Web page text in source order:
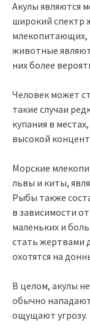
Акулы являются
широкий спектр
млекопитающих,
животные
них более
Человек может
такие случаи
купания в
высокой
Морские
львы и киты,
Рыбы также
в зависимости
маленьких и
стать жертвами
охотятся на
В целом, акулы
обычно
ощущают угрозу.